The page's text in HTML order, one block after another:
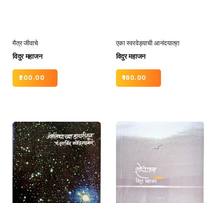
मैत्र जीवाचे
विदुर महाजन
200.00
एका स्वरवेड्याची आनंदयात्रा
विदुर महाजन
160.00